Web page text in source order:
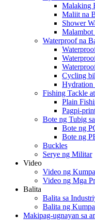
Malaking
Maliit na
Shower
Malambot
Waterproof na
Cycling
Hydration
Fishing Tackle
Plain
Pagpi-
Bote ng Tubig
Bote ng
Bote ng
Buckles
Serye ng Militar
Video
Video ng
Video ng Mga
Balita
Balita sa
Balita ng
Makipag-ugnayan sa